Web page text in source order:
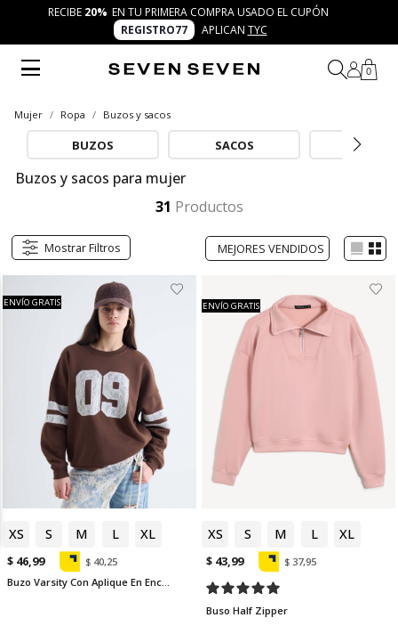
RECIBE 20% EN TU PRIMERA COMPRA USADO EL CUPÓN
REGISTRO77
APLICAN TYC
0
Mujer Ropa Buzos y sacos
BUZOS SACOS
Buzos y sacos para mujer
31 Productos
Mostrar Filtros
XS S M L XL
ENVÍO GRATIS
$ 46,99
$ 40,25
Buzo Varsity Con Aplique En Encaje
XS S M L XL
ENVÍO GRATIS
$ 43,99 $ 37,95
Buso Half Zipper